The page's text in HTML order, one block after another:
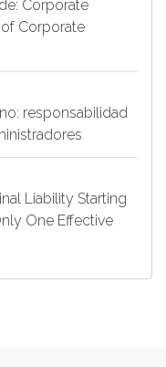
Corporate
Corporate
responsabilidad
Liability Starting
One Effective